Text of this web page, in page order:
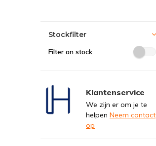
Stockfilter
Filter on stock
Klantenservice
We zijn er om je te
helpen Neem contact
op